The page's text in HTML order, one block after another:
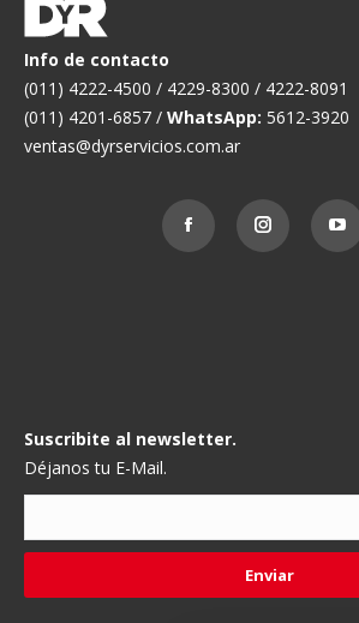
Info de contacto
(011) 4222-4500 / 4229-8300 / 4222-8091
(011) 4201-6857 / WhatsApp: 5612-3920
ventas@dyrservicios.com.ar
Suscribite al newsletter.
Déjanos tu E-Mail.